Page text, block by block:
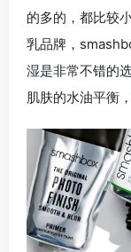
的多的，都比较
乳品牌，
湿是非常不错的
肌肤的水油平衡